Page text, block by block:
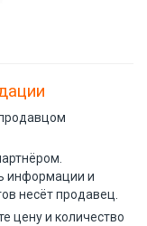
информации и
несёт продавец.
цену и количество